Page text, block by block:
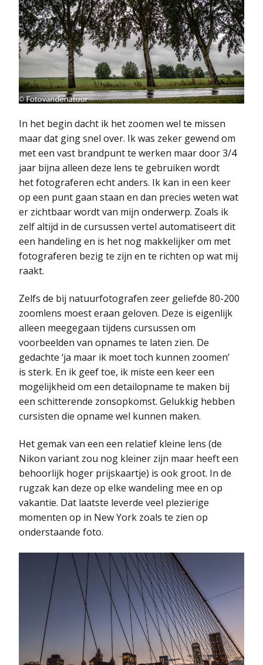
In het begin dacht ik het zoomen wel te missen
maar dat ging snel over. Ik was zeker gewend om
met een vast brandpunt te werken maar door 3/4
jaar bijna alleen deze lens te gebruiken wordt
het fotograferen echt anders. Ik kan in een keer
op een punt gaan staan en dan precies weten wat
er zichtbaar wordt van mijn onderwerp. Zoals ik
zelf altijd in de cursussen vertel automatiseert dit
een handeling en is het nog makkelijker om met
fotograferen bezig te zijn en te richten op wat mij
raakt.
Zelfs de bij natuurfotografen zeer geliefde 80-200
zoomlens moest eraan geloven. Deze is eigenlijk
alleen meegegaan tijdens cursussen om
voorbeelden van opnames te laten zien. De
gedachte ‘ja maar ik moet toch kunnen zoomen’
is sterk. En ik geef toe, ik miste een keer een
mogelijkheid om een detailopname te maken bij
een schitterende zonsopkomst. Gelukkig hebben
cursisten die opname wel kunnen maken.
Het gemak van een een relatief kleine lens (de
Nikon variant zou nog kleiner zijn maar heeft een
behoorlijk hoger prijskaartje) is ook groot. In de
rugzak kan deze op elke wandeling mee en op
vakantie. Dat laatste leverde veel plezierige
momenten op in New York zoals te zien op
onderstaande foto.